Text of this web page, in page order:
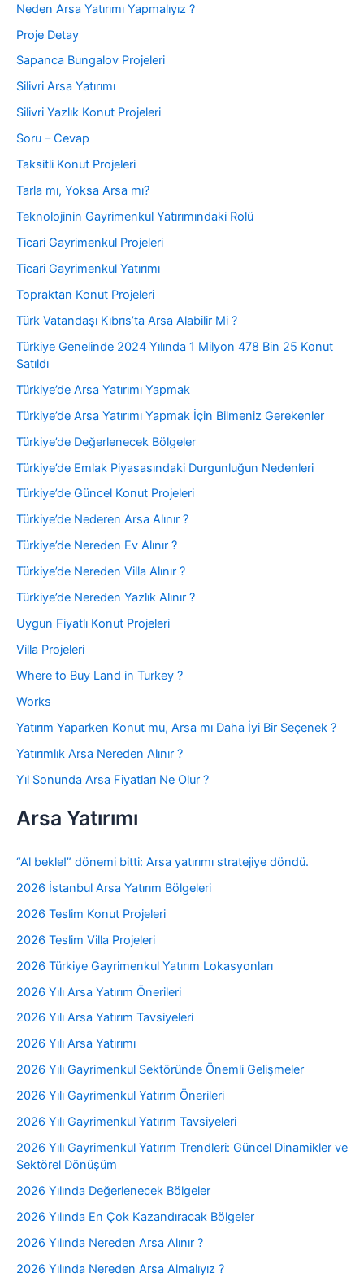
Neden Arsa Yatırımı Yapmalıyız ?
Proje Detay
Sapanca Bungalov Projeleri
Silivri Arsa Yatırımı
Silivri Yazlık Konut Projeleri
Soru – Cevap
Taksitli Konut Projeleri
Tarla mı, Yoksa Arsa mı?
Teknolojinin Gayrimenkul Yatırımındaki Rolü
Ticari Gayrimenkul Projeleri
Ticari Gayrimenkul Yatırımı
Topraktan Konut Projeleri
Türk Vatandaşı Kıbrıs’ta Arsa Alabilir Mi ?
Türkiye Genelinde 2024 Yılında 1 Milyon 478 Bin 25 Konut
Satıldı
Türkiye’de Arsa Yatırımı Yapmak
Türkiye’de Arsa Yatırımı Yapmak İçin Bilmeniz Gerekenler
Türkiye’de Değerlenecek Bölgeler
Türkiye’de Emlak Piyasasındaki Durgunluğun Nedenleri
Türkiye’de Güncel Konut Projeleri
Türkiye’de Nederen Arsa Alınır ?
Türkiye’de Nereden Ev Alınır ?
Türkiye’de Nereden Villa Alınır ?
Türkiye’de Nereden Yazlık Alınır ?
Uygun Fiyatlı Konut Projeleri
Villa Projeleri
Where to Buy Land in Turkey ?
Works
Yatırım Yaparken Konut mu, Arsa mı Daha İyi Bir Seçenek ?
Yatırımlık Arsa Nereden Alınır ?
Yıl Sonunda Arsa Fiyatları Ne Olur ?
Arsa Yatırımı
“Al bekle!” dönemi bitti: Arsa yatırımı stratejiye döndü.
2026 İstanbul Arsa Yatırım Bölgeleri
2026 Teslim Konut Projeleri
2026 Teslim Villa Projeleri
2026 Türkiye Gayrimenkul Yatırım Lokasyonları
2026 Yılı Arsa Yatırım Önerileri
2026 Yılı Arsa Yatırım Tavsiyeleri
2026 Yılı Arsa Yatırımı
2026 Yılı Gayrimenkul Sektöründe Önemli Gelişmeler
2026 Yılı Gayrimenkul Yatırım Önerileri
2026 Yılı Gayrimenkul Yatırım Tavsiyeleri
2026 Yılı Gayrimenkul Yatırım Trendleri: Güncel Dinamikler ve
Sektörel Dönüşüm
2026 Yılında Değerlenecek Bölgeler
2026 Yılında En Çok Kazandıracak Bölgeler
2026 Yılında Nereden Arsa Alınır ?
2026 Yılında Nereden Arsa Almalıyız ?